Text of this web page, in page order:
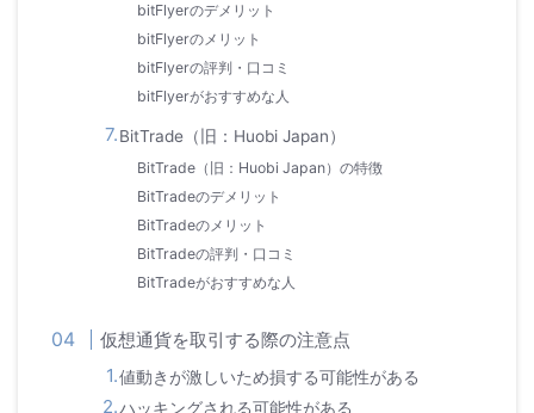
bitFlyerのデメリット
bitFlyerのメリット
bitFlyerの評判・口コミ
bitFlyerがおすすめな人
BitTrade（旧：Huobi Japan）
BitTrade（旧：Huobi Japan）の特徴
BitTradeのデメリット
BitTradeのメリット
BitTradeの評判・口コミ
BitTradeがおすすめな人
仮想通貨を取引する際の注意点
値動きが激しいため損する可能性がある
ハッキングされる可能性がある